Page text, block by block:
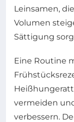
Leinsamen,
Volumen
Sättigung
Eine Routine
vermeiden
verbessern.